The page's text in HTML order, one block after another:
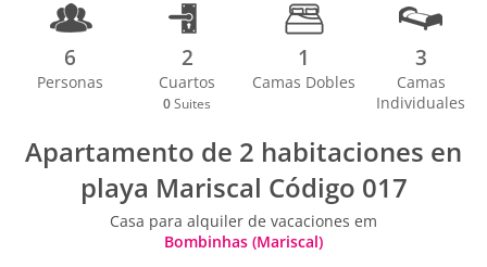
6
Personas
2
Cuartos
0 Suites
1
Camas Dobles
3
Camas
Individuales
Apartamento de 2 habitaciones en
playa Mariscal Código 017
Casa para alquiler de vacaciones em
Bombinhas (Mariscal)